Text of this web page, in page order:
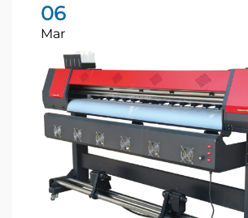
06
Mar